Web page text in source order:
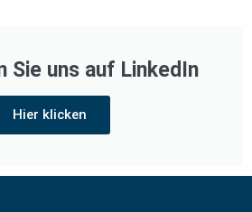
Sie uns auf LinkedIn
Hier klicken